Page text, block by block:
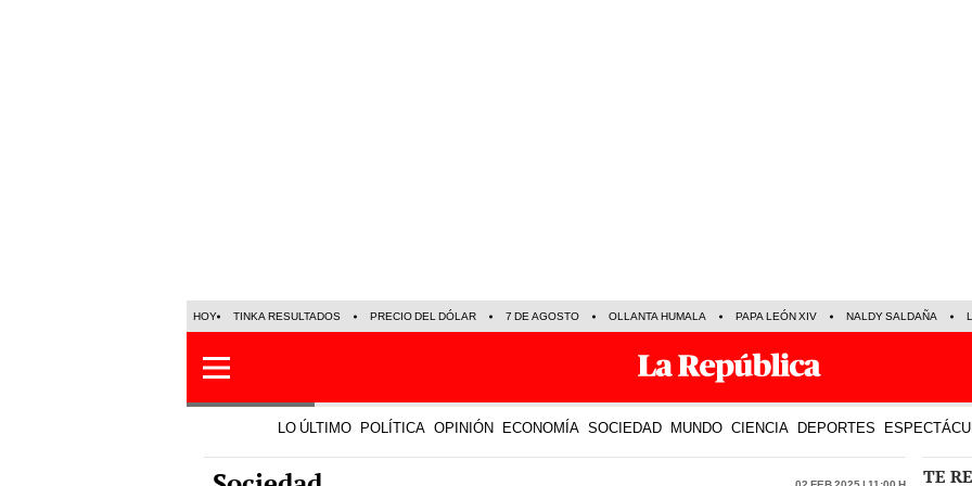
LO ÚLTIMO POLÍTICA OPINIÓN ECONOMÍA SOCIEDAD MUNDO CIENCIA DEPORTES
Sociedad 02 Feb 2025 | 11:00 h